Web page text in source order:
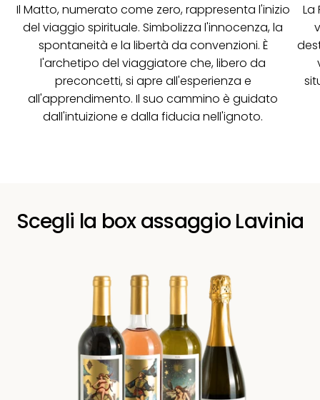
Il Matto, numerato come zero, rappresenta l'inizio
del viaggio spirituale. Simbolizza l'innocenza, la
spontaneità e la libertà da convenzioni. È
l'archetipo del viaggiatore che, libero da
preconcetti, si apre all'esperienza e
all'apprendimento. Il suo cammino è guidato
dall'intuizione e dalla fiducia nell'ignoto.
La
Scegli la box assaggio Lavinia